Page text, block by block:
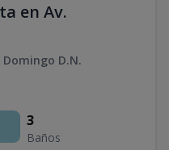
en Av.
D.N.
3
Baños